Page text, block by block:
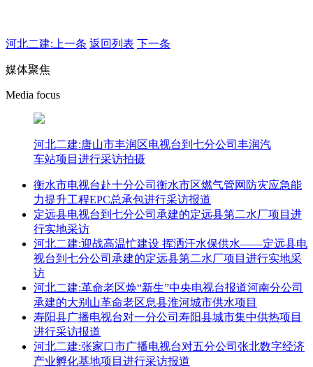
河北二建: 上一条 返回列表 下一条
媒体聚焦
Media focus
河北二建:唐山市丰润区电视台到七分公司丰润汽
车站项目进行采访拍摄
衡水市电视台赴十分公司衡水市区燃气管网防灾应急能
力提升工程EPC总承包进行采访报道
定远县电视台到七分公司承建的定远县第二水厂项目进
行实地采访
河北二建:迎战高温忙建设 挥洒汗水保供水——定远县电
视台到七分公司承建的定远县第二水厂项目进行实地采
访
河北二建:革命老区焕“新生”中央电视台报道河南分公司
承建的大别山革命老区息县淮河城市供水项目
寿阳县广播电视台对一分公司寿阳县城市集中供热项目
进行采访报道
河北二建:张家口市广播电视台对五分公司张北数字经济
产业孵化基地项目进行采访报道